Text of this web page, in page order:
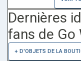
Dernières
fans de Go
+ D'OBJETS DE LA